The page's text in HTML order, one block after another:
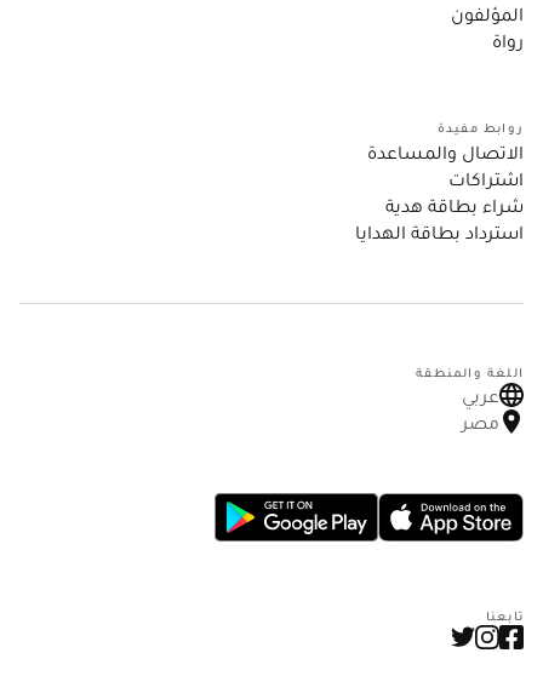
المؤلفون
رواة
روابط مفيدة
الاتصال والمساعدة
اشتراكات
شراء بطاقة هدية
استرداد بطاقة الهدايا
اللغة والمنطقة
عربي
مصر
تابعنا